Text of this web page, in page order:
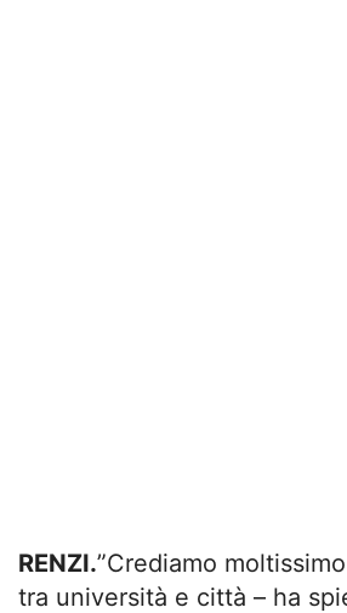
RENZI.”Crediamo
tra università e città – ha